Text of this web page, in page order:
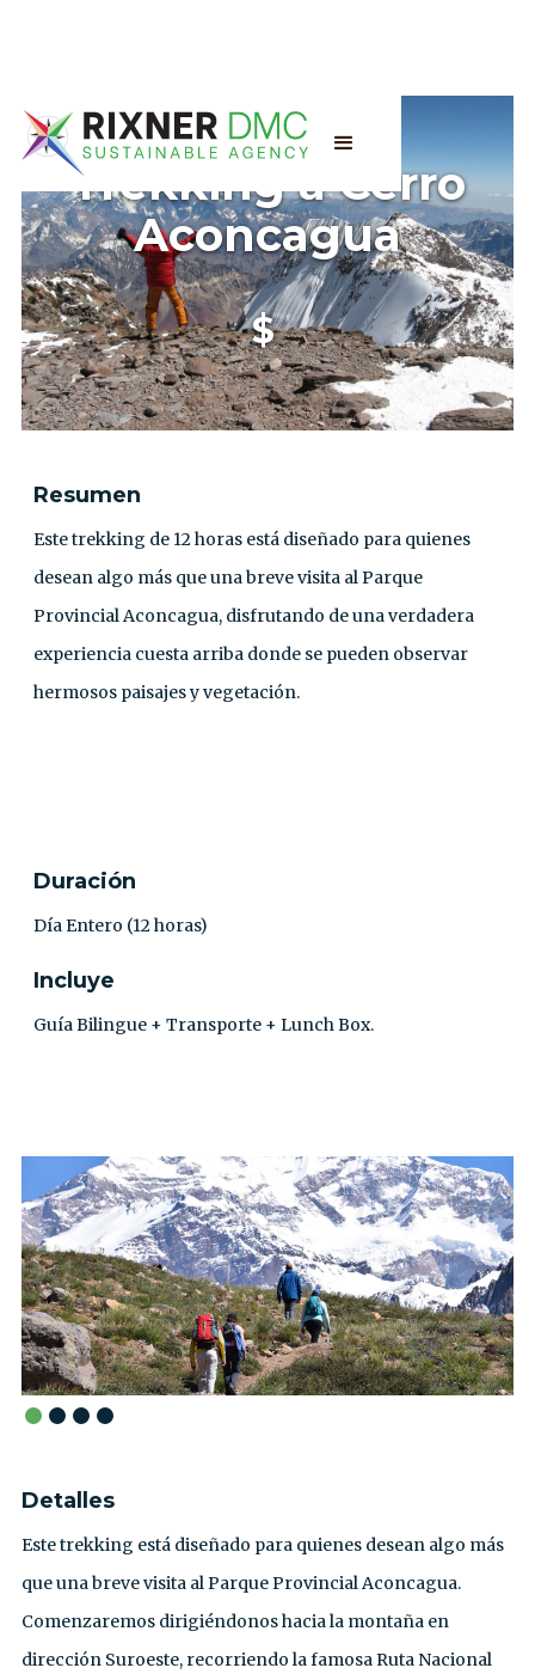
Trekking a Cerro
Aconcagua
$
Resumen
Este trekking de 12 horas está diseñado para quienes
desean algo más que una breve visita al Parque
Provincial Aconcagua, disfrutando de una verdadera
experiencia cuesta arriba donde se pueden observar
hermosos paisajes y vegetación.
Duración
Día Entero (12 horas)
Incluye
Guía Bilingue + Transporte + Lunch Box.
Detalles
Este trekking está diseñado para quienes desean algo más
que una breve visita al Parque Provincial Aconcagua.
Comenzaremos dirigiéndonos hacia la montaña en
dirección Suroeste, recorriendo la famosa Ruta Nacional